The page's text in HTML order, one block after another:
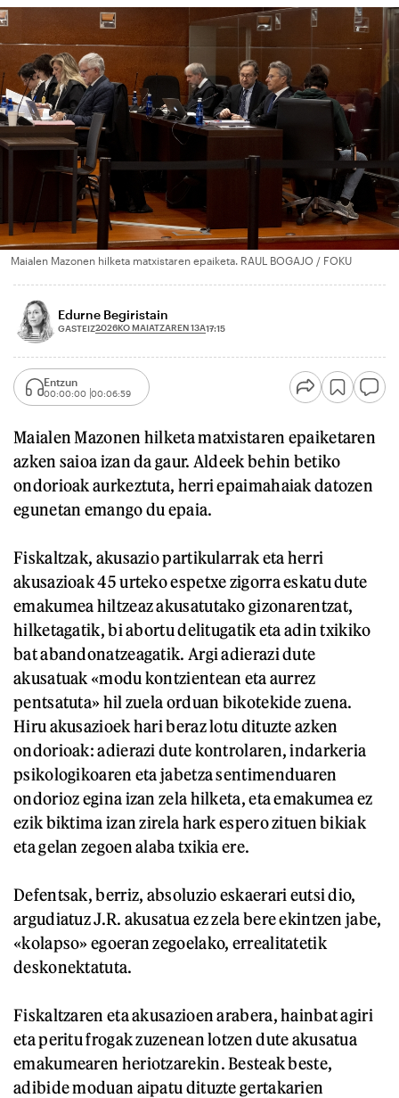
Maialen Mazonen hilketa matxistaren epaiketa. RAUL BOGAJO / FOKU
Edurne Begiristain
GASTEIZ2026KO MAIATZAREN 13A17:15
Entzun
00:00:00 00:06:59
Maialen Mazonen hilketa matxistaren epaiketaren
azken saioa izan da gaur. Aldeek behin betiko
ondorioak aurkeztuta, herri epaimahaiak datozen
egunetan emango du epaia.
Fiskaltzak, akusazio partikularrak eta herri
akusazioak 45 urteko espetxe zigorra eskatu dute
emakumea hiltzeaz akusatutako gizonarentzat,
hilketagatik, bi abortu delitugatik eta adin txikiko
bat abandonatzeagatik. Argi adierazi dute
akusatuak «modu kontzientean eta aurrez
pentsatuta» hil zuela orduan bikotekide zuena.
Hiru akusazioek hari beraz lotu dituzte azken
ondorioak: adierazi dute kontrolaren, indarkeria
psikologikoaren eta jabetza sentimenduaren
ondorioz egina izan zela hilketa, eta emakumea ez
ezik biktima izan zirela hark espero zituen bikiak
eta gelan zegoen alaba txikia ere.
Defentsak, berriz, absoluzio eskaerari eutsi dio,
argudiatuz J.R. akusatua ez zela bere ekintzen jabe,
«kolapso» egoeran zegoelako, errealitatetik
deskonektatuta.
Fiskaltzaren eta akusazioen arabera, hainbat agiri
eta peritu frogak zuzenean lotzen dute akusatua
emakumearen heriotzarekin. Besteak beste,
adibide moduan aipatu dituzte gertakarien